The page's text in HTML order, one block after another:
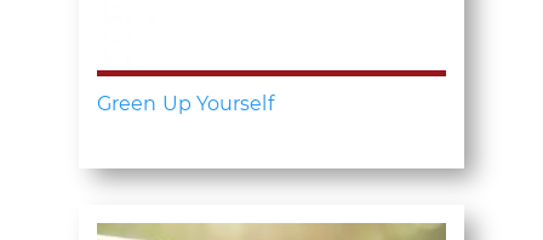
Green Up Yourself